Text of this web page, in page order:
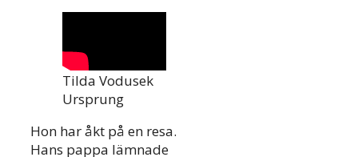
Tilda Vodusek
Ursprung
Hon har åkt på en resa.
Hans pappa lämnade